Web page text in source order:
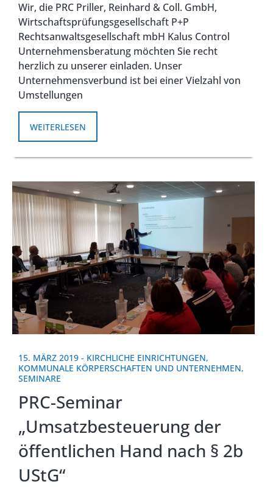
Wir, die PRC Priller, Reinhard & Coll. GmbH,
Wirtschaftsprüfungsgesellschaft P+P
Rechtsanwaltsgesellschaft mbH Kalus Control
Unternehmensberatung möchten Sie recht
herzlich zu unserer einladen. Unser
Unternehmensverbund ist bei einer Vielzahl von
Umstellungen
WEITERLESEN
15. MÄRZ 2019 - KIRCHLICHE EINRICHTUNGEN,
KOMMUNALE KÖRPERSCHAFTEN UND UNTERNEHMEN,
SEMINARE
PRC-Seminar
„Umsatzbesteuerung der
öffentlichen Hand nach § 2b
UStG“